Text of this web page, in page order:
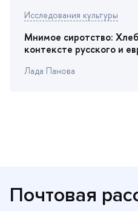
Исследования культуры
Мнимое сиротство:
контексте русского и
Лада Панова
Почтовая